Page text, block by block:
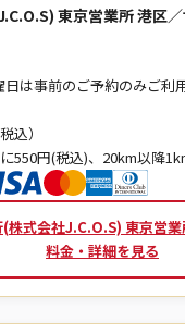
東京営業所 港区
は事前のご予約のみご利
込）
550円(税込)、20km以降
株式会社J.C.O.S) 東京営
料金・詳細を見る